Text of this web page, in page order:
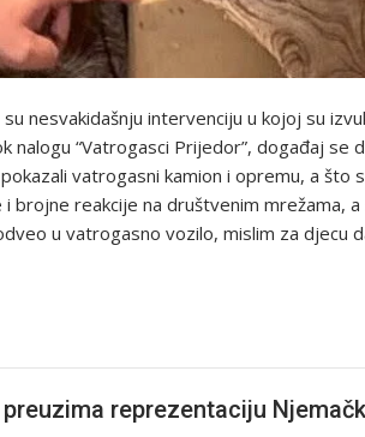
nesvakidašnju intervenciju u kojoj su
nalogu “Vatrogasci Prijedor”, događaj se
vatrogasni kamion i opremu, a što
brojne reakcije na društvenim mrežama,
u vatrogasno vozilo, mislim za djecu
reprezentaciju